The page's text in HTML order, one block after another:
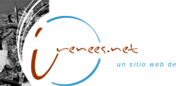
un sitio web